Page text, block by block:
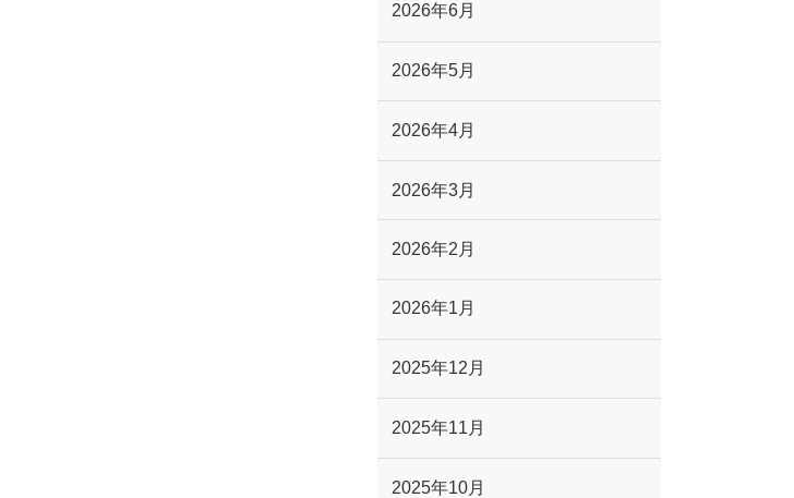
2026年6月
2026年5月
2026年4月
2026年3月
2026年2月
2026年1月
2025年12月
2025年11月
2025年10月